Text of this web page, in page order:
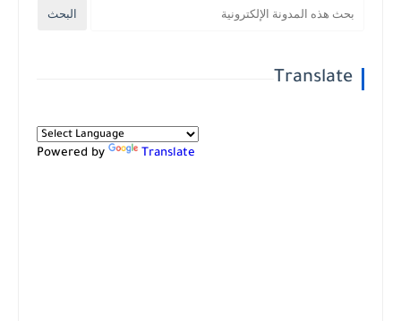
Translate
Powered by Translate